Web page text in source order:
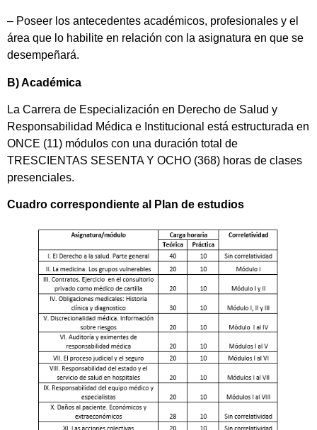
– Poseer los antecedentes académicos, profesionales y el
área que lo habilite en relación con la asignatura en que se
desempeñará.
B) Académica
La Carrera de Especialización en Derecho de Salud y
Responsabilidad Médica e Institucional está estructurada en
ONCE (11) módulos con una duración total de
TRESCIENTAS SESENTA Y OCHO (368) horas de clases
presenciales.
Cuadro correspondiente al Plan de estudios